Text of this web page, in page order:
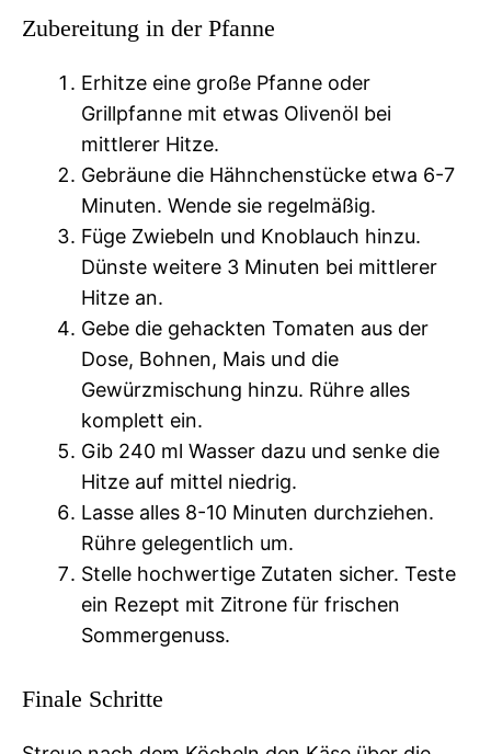
Zubereitung in der Pfanne
Erhitze eine große Pfanne oder
Grillpfanne mit etwas Olivenöl bei
mittlerer Hitze.
Gebräune die Hähnchenstücke etwa 6-7
Minuten. Wende sie regelmäßig.
Füge Zwiebeln und Knoblauch hinzu.
Dünste weitere 3 Minuten bei mittlerer
Hitze an.
Gebe die gehackten Tomaten aus der
Dose, Bohnen, Mais und die
Gewürzmischung hinzu. Rühre alles
komplett ein.
Gib 240 ml Wasser dazu und senke die
Hitze auf mittel niedrig.
Lasse alles 8-10 Minuten durchziehen.
Rühre gelegentlich um.
Stelle hochwertige Zutaten sicher. Teste
ein Rezept mit Zitrone für frischen
Sommergenuss.
Finale Schritte